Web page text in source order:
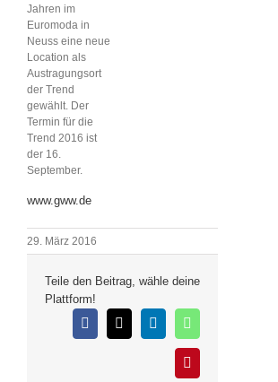
Jahren im
Euromoda in
Neuss eine neue
Location als
Austragungsort
der Trend
gewählt. Der
Termin für die
Trend 2016 ist
der 16.
September.
www.gww.de
29. März 2016
Teile den Beitrag, wähle deine
Plattform!
Facebook
X LinkedInWhatsApp
Pinterest